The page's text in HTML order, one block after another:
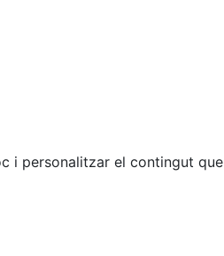
i personalitzar el contingut